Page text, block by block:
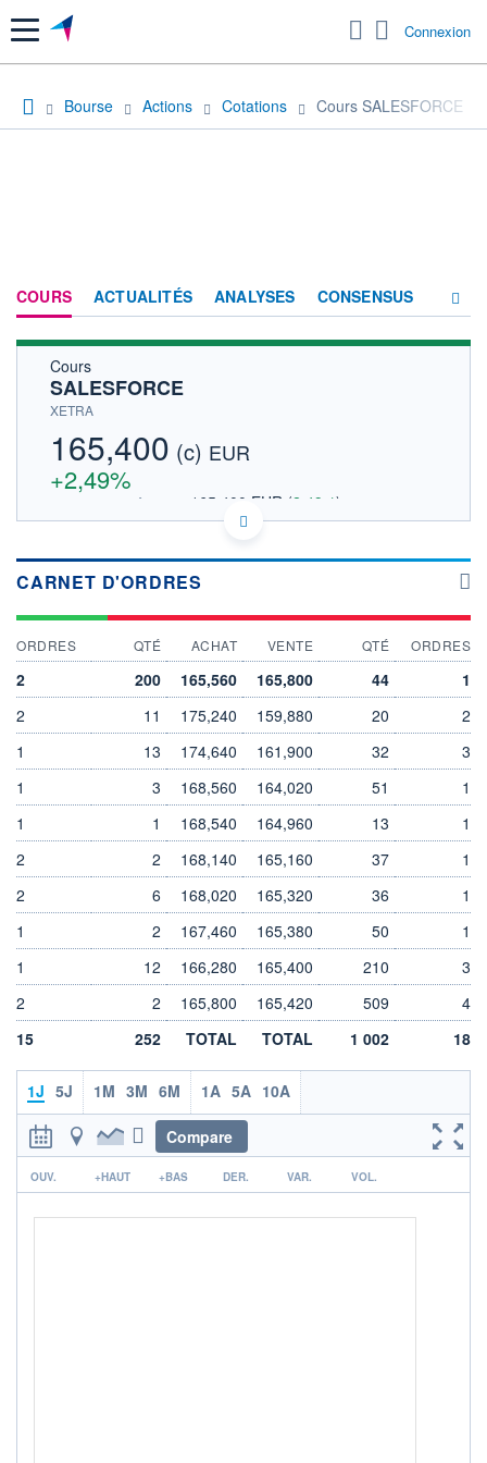
Menu Connexion
Bourse Actions Cotations Cours SALESFORCE
COURS ACTUALITÉS ANALYSES CONSENSUS
ACTIONNAIRES
Cours
SALESFORCE
XETRA
165,400 (c) EUR
+2,49%
165,400 EUR (2,49%)
DONNÉES TEMPS DIFFÉRÉ
Politique d'exécution
11h55 14h44 17h33
165
170
OUVERTURE CLÔTURE VEILLE
161,380
163,760
CAPITAL ÉCHANGÉ
0,00%
VALORISATION
135 463 MEUR
DERNIER ÉCHANGE
07.08.26 / 17:35:50
LIMITE À LA
HAUSSE
0,000
ESTIMÉ 2026
- -
DERNIER
DIVIDENDE
0,00 EUR DIVIDENDE
DIVIDENDE
CARNET D'ORDRES
ORDRES QTÉ ACHAT VENTE QTÉ ORDRES
2 200 165,560 165,800 44
1
2
11 175,240 159,880 20
2
1
13 174,640 161,900 32
3
1
3 168,560 164,020 51
1
1
1 168,540 164,960 13
1
2
2 168,140 165,160 37
1
2
6 168,020 165,320 36
1
1
2 167,460 165,380 50
1
1
12 166,280 165,400 210
3
2
2 165,800 165,420 509
4
15
252 TOTAL TOTAL 1 002 18
1J 5J 1M 3M 6M 1A 5A 10A
Compare
r
OUV. +HAUT +BAS DER. VAR. VOL.